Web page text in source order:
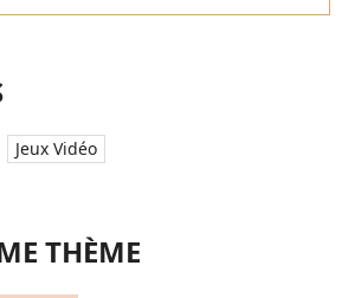
Jeux Vidéo
THÈME